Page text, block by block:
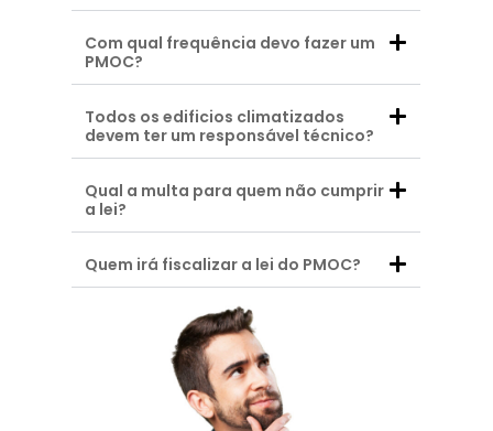
Com qual frequência devo fazer um
PMOC?
Todos os edificios climatizados
devem ter um responsável técnico?
Qual a multa para quem não cumprir
a lei?
Quem irá fiscalizar a lei do PMOC?